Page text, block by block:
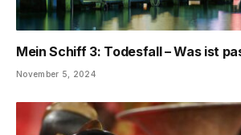
Mein Schiff 3: Todesfall – Was ist
November 5, 2024